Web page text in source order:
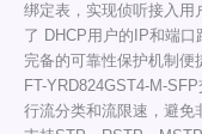
绑定表，实现侦听接入用
了 DHCP用户的IP和端口
完备的可靠性保护机制便
FT-YRD824GST4-M-
行流分类和流限速，避免